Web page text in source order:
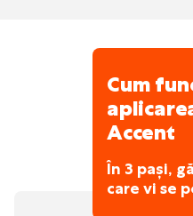
12 zile extra
Cum
Accent
În 3 pași,
care vi se